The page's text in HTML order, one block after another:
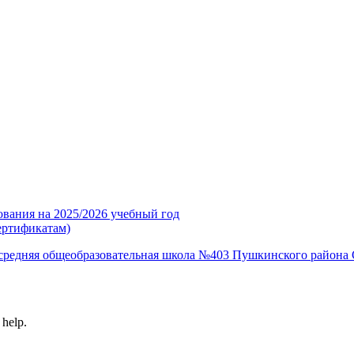
на 2025/2026 учебный год
общеобразовательная школа №403 Пушкинского района